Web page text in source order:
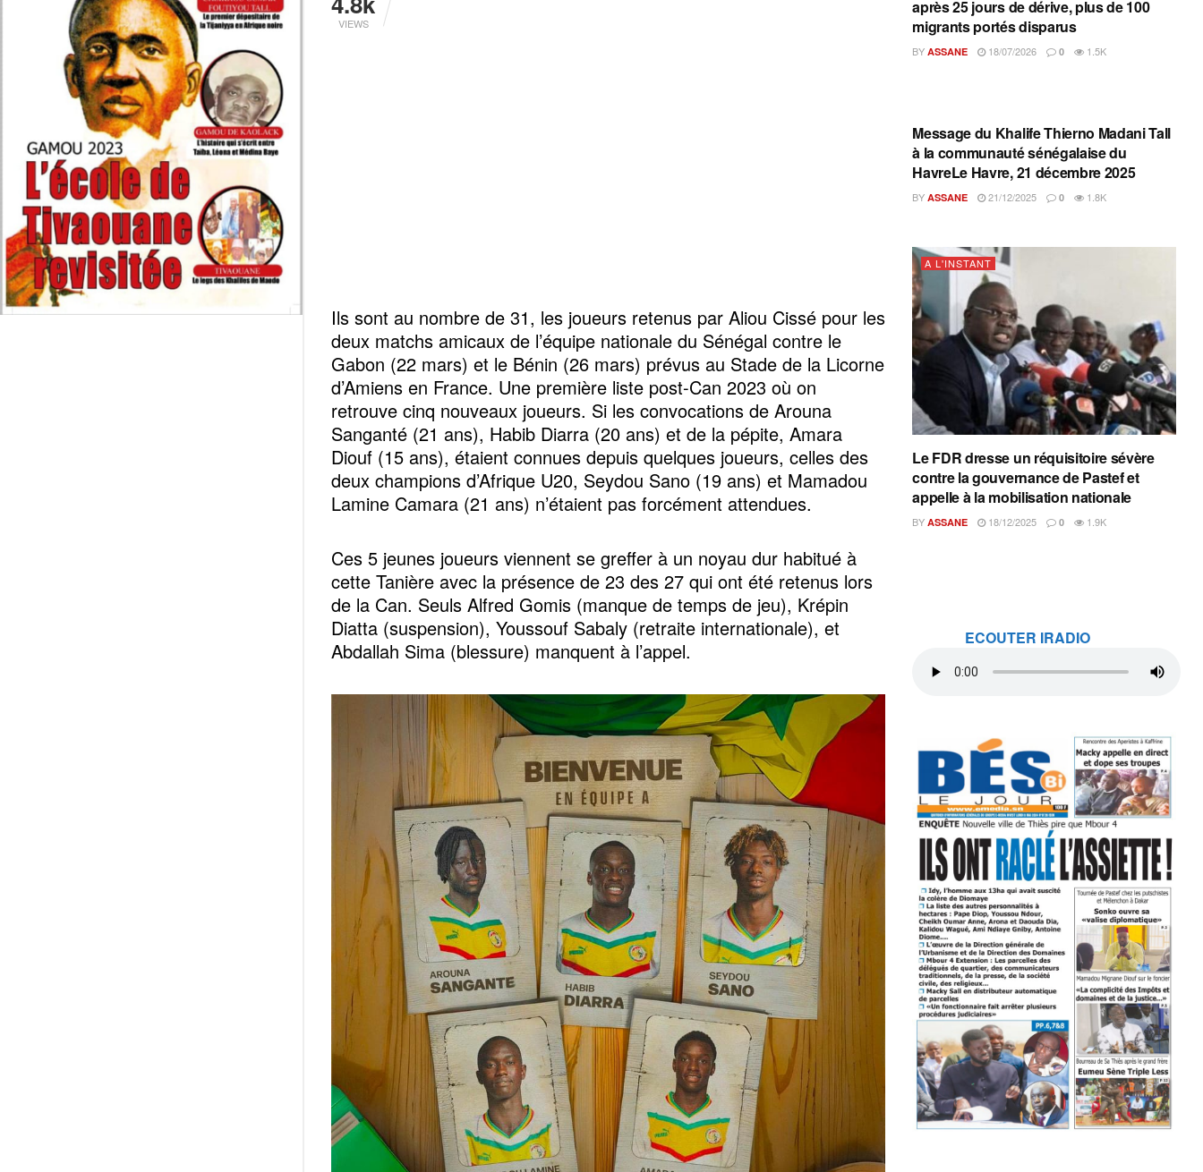
VIEWS
Ils sont au nombre de 31, les joueurs retenus par Aliou Cissé pour les
deux matchs amicaux de l’équipe nationale du Sénégal contre le
Gabon (22 mars) et le Bénin (26 mars) prévus au Stade de la Licorne
d’Amiens en France. Une première liste post-Can 2023 où on
retrouve cinq nouveaux joueurs. Si les convocations de Arouna
Sanganté (21 ans), Habib Diarra (20 ans) et de la pépite, Amara
Diouf (15 ans), étaient connues depuis quelques joueurs, celles des
deux champions d’Afrique U20, Seydou Sano (19 ans) et Mamadou
Lamine Camara (21 ans) n’étaient pas forcément attendues.
Ces 5 jeunes joueurs viennent se greffer à un noyau dur habitué à
cette Tanière avec la présence de 23 des 27 qui ont été retenus lors
de la Can. Seuls Alfred Gomis (manque de temps de jeu), Krépin
Diatta (suspension), Youssouf Sabaly (retraite internationale), et
Abdallah Sima (blessure) manquent à l’appel.
après 25 jours de dérive, plus de 100
migrants portés disparus
BY ASSANE 18/07/2026 0 1.5K
A L'INSTANT
Message du Khalife Thierno Madani Tall
à la communauté sénégalaise du
HavreLe Havre, 21 décembre 2025
BY ASSANE 21/12/2025 0 1.8K
A L'INSTANT
Le FDR dresse un réquisitoire sévère
contre la gouvernance de Pastef et
appelle à la mobilisation nationale
BY ASSANE 18/12/2025 0 1.9K
ECOUTER IRADIO